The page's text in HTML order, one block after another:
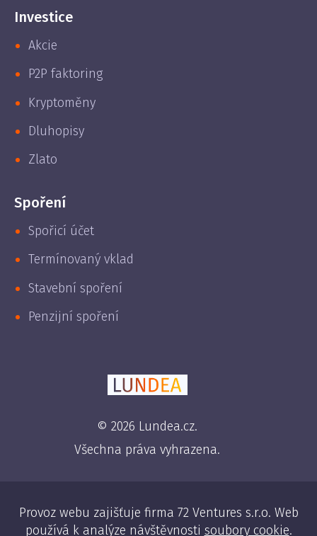
Investice
Akcie
P2P faktoring
Kryptoměny
Dluhopisy
Zlato
Spoření
Spořicí účet
Termínovaný vklad
Stavební spoření
Penzijní spoření
© 2026 Lundea.cz.
Všechna práva vyhrazena.
Provoz webu zajišťuje firma 72 Ventures s.r.o. Web
používá k analýze návštěvnosti soubory cookie.